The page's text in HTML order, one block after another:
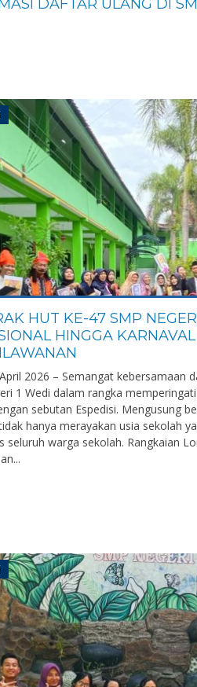
DAFTAR ULANG DI
HUT KE-47 SMP
HINGGA
2026 – Semangat kebersamaan
1 Wedi dalam rangka
sebutan Espedisi. Mengusung
hanya merayakan usia sekolah
seluruh warga sekolah. Rangkaian